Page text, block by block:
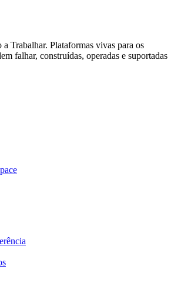
Trabalhar. Plataformas vivas para os
falhar, construídas, operadas e suportadas